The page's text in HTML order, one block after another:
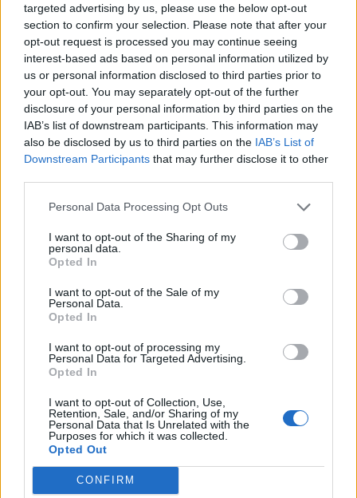
targeted advertising by us, please use the below opt-out
section to confirm your selection. Please note that after your
opt-out request is processed you may continue seeing
interest-based ads based on personal information utilized by
us or personal information disclosed to third parties prior to
your opt-out. You may separately opt-out of the further
disclosure of your personal information by third parties on the
IAB’s list of downstream participants. This information may
also be disclosed by us to third parties on the IAB’s List of
Downstream Participants that may further disclose it to other
Personal Data Processing Opt Outs
I want to opt-out of the Sharing of my
personal data.
Opted In
I want to opt-out of the Sale of my
Personal Data.
Opted In
I want to opt-out of processing my
Personal Data for Targeted Advertising.
Opted In
I want to opt-out of Collection, Use,
Retention, Sale, and/or Sharing of my
Personal Data that Is Unrelated with the
Purposes for which it was collected.
Opted Out
CONFIRM
M
U S
A
M
U L
A
L
U P
A
P
U M
A
L
I S
A
L
U S
A
I
S L
A
I A
U
S
I M
A L
BUSCAR MÁS
RESPUESTAS
Por favor seleccione los niveles:
Palabras Conectadas Respuesta de nivel 26658
Palabras Conectadas Respuesta de nivel 26659